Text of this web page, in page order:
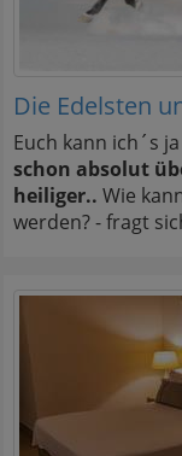
Die Edelsten
Euch kann ich´s
schon absolut
heiliger.. Wie
werden? - fragt